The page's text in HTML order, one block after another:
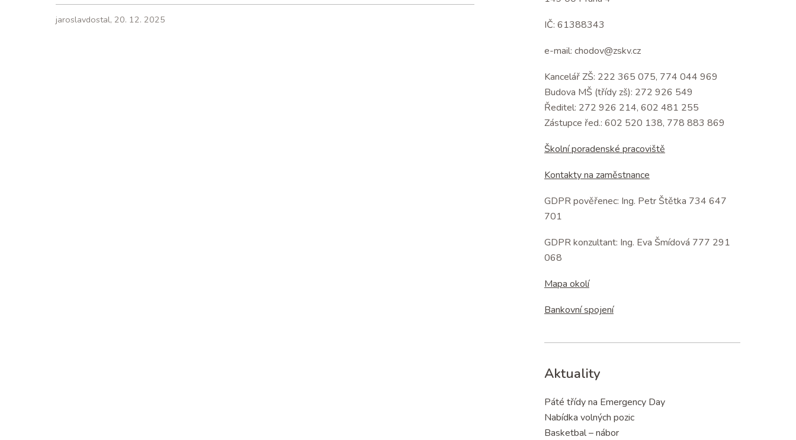
jaroslavdostal, 20. 12. 2025
IČ: 61388343
e-mail: chodov@zskv.cz
Kancelář ZŠ: 222 365 075, 774 044 969
Budova MŠ (třídy zš): 272 926 549
Ředitel: 272 926 214, 602 481 255
Zástupce řed.: 602 520 138, 778 883 869
Školní poradenské pracoviště
Kontakty na zaměstnance
GDPR pověřenec: Ing. Petr Štětka 734 647
701
GDPR konzultant: Ing. Eva Šmídová 777 291
068
Mapa okolí
Bankovní spojení
Aktuality
Páté třídy na Emergency Day
Nabídka volných pozic
Basketbal – nábor